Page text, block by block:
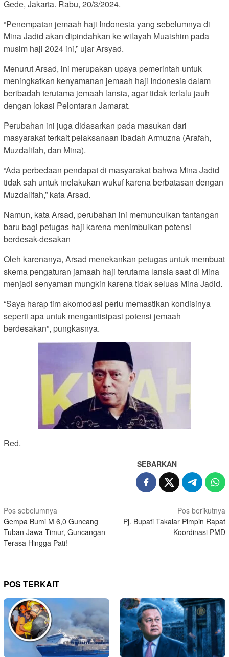
Gede, Jakarta. Rabu, 20/3/2024.
“Penempatan jemaah haji Indonesia yang sebelumnya di
Mina Jadid akan dipindahkan ke wilayah Muaishim pada
musim haji 2024 ini,” ujar Arsyad.
Menurut Arsad, ini merupakan upaya pemerintah untuk
meningkatkan kenyamanan jemaah haji Indonesia dalam
beribadah terutama jemaah lansia, agar tidak terlalu jauh
dengan lokasi Pelontaran Jamarat.
Perubahan ini juga didasarkan pada masukan dari
masyarakat terkait pelaksanaan ibadah Armuzna (Arafah,
Muzdalifah, dan Mina).
“Ada perbedaan pendapat di masyarakat bahwa Mina Jadid
tidak sah untuk melakukan wukuf karena berbatasan dengan
Muzdalifah,” kata Arsad.
Namun, kata Arsad, perubahan ini memunculkan tantangan
baru bagi petugas haji karena menimbulkan potensi
berdesak-desakan
Oleh karenanya, Arsad menekankan petugas untuk membuat
skema pengaturan jamaah haji terutama lansia saat di Mina
menjadi senyaman mungkin karena tidak seluas Mina Jadid.
“Saya harap tim akomodasi perlu memastikan kondisinya
seperti apa untuk mengantisipasi potensi jemaah
berdesakan”, pungkasnya.
Red.
SEBARKAN
Navigasi
pos
Pos sebelumnya
Gempa Bumi M 6,0 Guncang
Tuban Jawa Timur, Guncangan
Terasa Hingga Pati!
Pos berikutnya
Pj. Bupati Takalar Pimpin Rapat
Koordinasi PMD
POS TERKAIT